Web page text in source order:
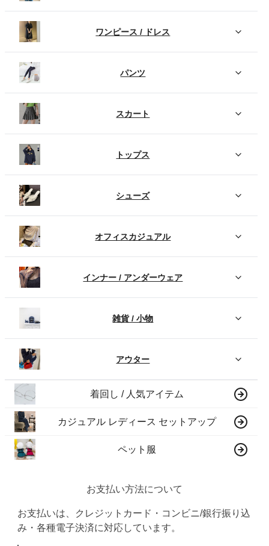
ワンピース / ドレス
パンツ
スカート
トップス
シューズ
オフィスカジュアル
インナー / アンダーウェア
雑貨 / 小物
アウター
着回し / 人気アイテム
カジュアル レディース セットアップ
ペット服
お支払い方法について
お支払いは、クレジットカード・コンビニ/銀行振り込
み・各種電子決済に対応しています。